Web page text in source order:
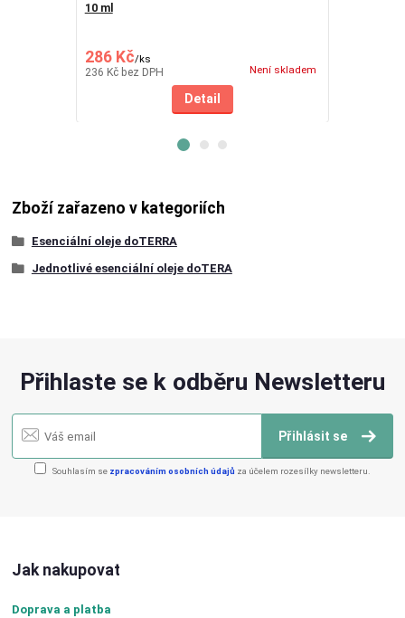
10 ml
286 Kč/ks
236 Kč bez DPH Není skladem
Detail
Zboží zařazeno v kategoriích
Esenciální oleje doTERRA
Jednotlivé esenciální oleje doTERA
Přihlaste se k odběru Newsletteru
Přihlásit se
Souhlasím se zpracováním osobních údajů za účelem rozesílky newsletteru.
Jak nakupovat
Doprava a platba